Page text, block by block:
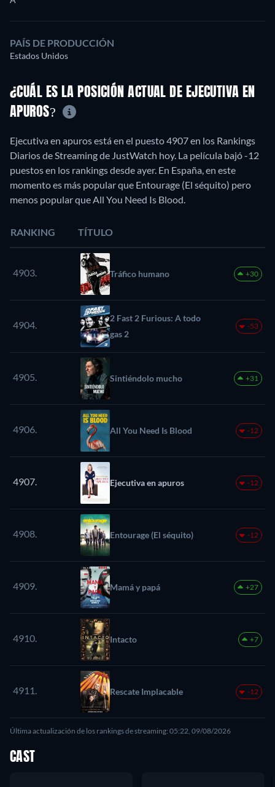
PAÍS DE PRODUCCIÓN
Estados Unidos
¿CUÁL ES LA POSICIÓN ACTUAL DE EJECUTIVA EN
APUROS?
Ejecutiva en apuros está en el puesto 4907 en los Rankings
Diarios de Streaming de JustWatch hoy. La película bajó -12
puestos en los rankings desde ayer. En España, en este
momento es más popular que Entourage (El séquito) pero
menos popular que All You Need Is Blood.
RANKING TÍTULO
4903. Tráfico humano +30
4904.
2 Fast 2 Furious: A todo
gas 2
-53
4905. Sintiéndolo mucho +31
4906. All You Need Is Blood -12
4907. Ejecutiva en apuros -12
4908. Entourage (El séquito) -12
4909. Mamá y papá +27
4910. Intacto +7
4911. Rescate Implacable -12
Última actualización de los rankings de streaming: 05:22, 09/08/2026
CAST